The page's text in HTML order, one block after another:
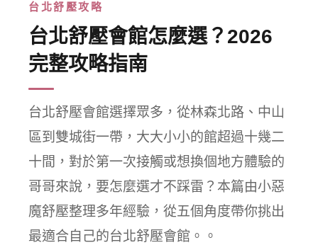
台北舒壓攻略
台北舒壓會館怎麼選？2026
完整攻略指南
台北舒壓會館選擇眾多，從林森北路、中山
區到雙城街一帶，大大小小的館超過十幾二
十間，對於第一次接觸或想換個地方體驗的
哥哥來說，要怎麼選才不踩雷？本篇由小惡
魔舒壓整理多年經驗，從五個角度帶你挑出
最適合自己的台北舒壓會館。。